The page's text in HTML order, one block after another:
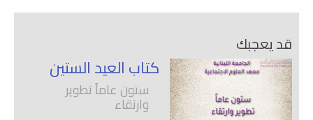
قد يعجبك
كتاب العيد الستين
ستون عاماً تطوير
وارتقاء